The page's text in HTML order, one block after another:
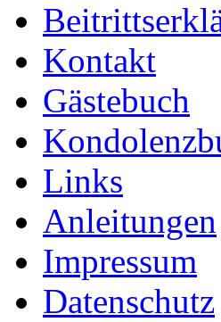
Kontakt
Gästebuch
Links
Anleitungen
Impressum
Datenschutz